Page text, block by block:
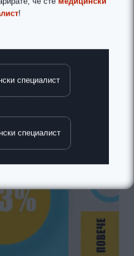
!
специалист
специалист